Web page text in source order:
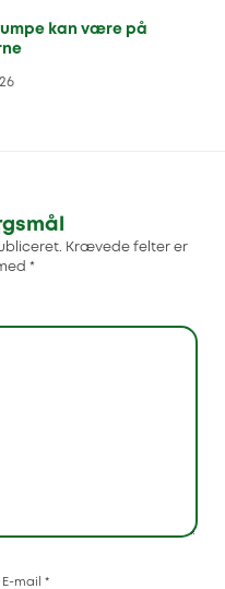
kan være på
Krævede felter er
*
E-mail *